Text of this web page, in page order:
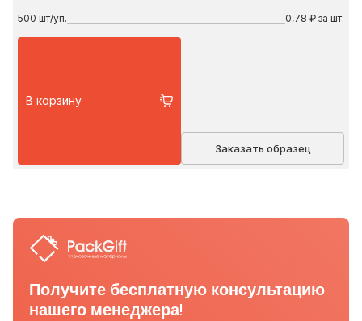
500 шт/уп. 0,78 ₽ за шт.
В корзину
Заказать образец
Получите бесплатную консультацию
нашего менеджера!